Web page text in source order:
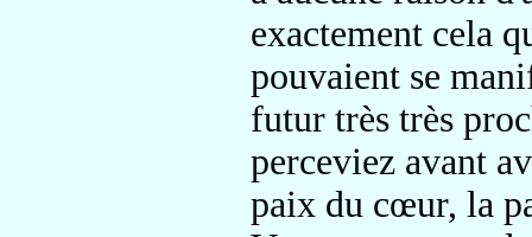
exactement cela
pouvaient se
futur très très
perceviez avant
paix du cœur, la